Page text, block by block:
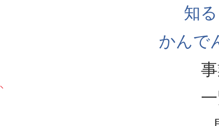
知
かんで